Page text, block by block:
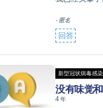
- 匿名
回答
新型冠状病毒感染
没有味觉
4 年